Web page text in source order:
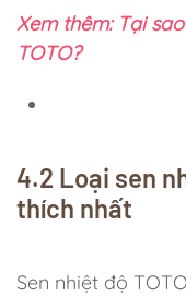
Xem thêm: Tại
TOTO?
4.2 Loại sen
thích nhất
Sen nhiệt độ TOTO